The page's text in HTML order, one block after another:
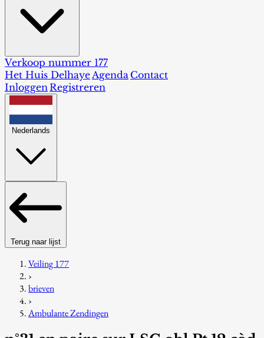
Verkoop nummer 177
Het Huis DelhayeAgenda Contact
InloggenRegistreren
Nederlands
Terug naar lijst
Veiling 177
›
brieven
›
Ambulante Zendingen